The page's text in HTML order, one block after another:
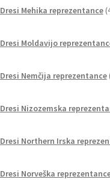
Dresi Mehika reprezentance
Dresi Moldavijo
Dresi Nemčija reprezentance
Dresi Nizozemska
Dresi Northern Irska
Dresi Norveška